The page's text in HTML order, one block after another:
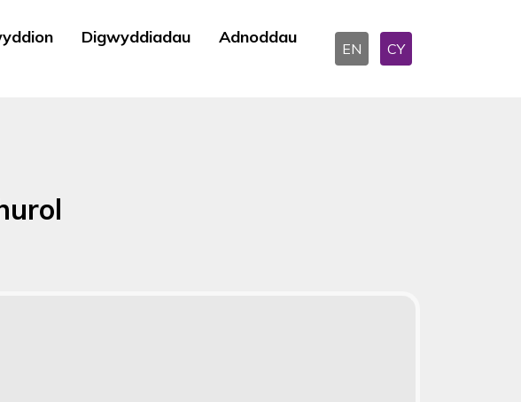
Digwyddiadau Adnoddau
EN CY